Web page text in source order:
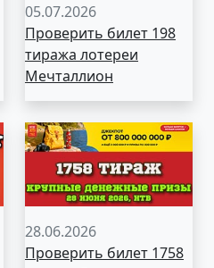
05.07.2026
Проверить билет 198
тиража лотереи
Мечталлион
28.06.2026
Проверить билет 1758